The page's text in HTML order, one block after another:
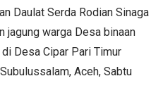
Daulat Serda Rodian Sinaga
jagung warga Desa binaan
Desa Cipar Pari Timur
Aceh, Sabtu